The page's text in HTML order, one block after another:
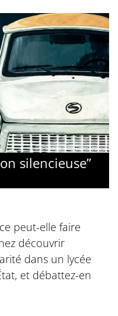
© Collège des Bernardins
silencieuse”
peut-elle faire
découvrir
dans un lycée
et débattez-en